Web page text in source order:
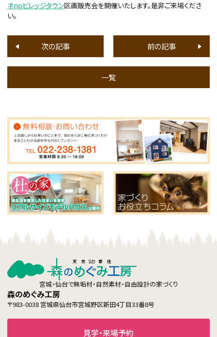
ネnoビレッジタウン区画販売会を開催いたします。是非ご来場くださ
い。
次の記事
一覧
前の記事
宮城・仙台で無垢材・自然素材・自由設計の家づくり
森のめぐみ工房
〒983-0038 宮城県仙台市宮城野区新田4丁目33番8号
見学・来場予約